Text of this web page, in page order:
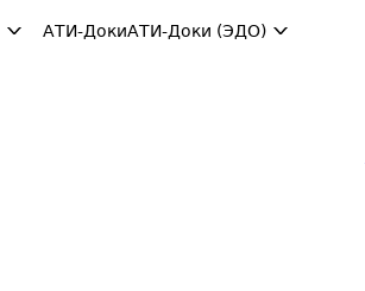
АТИ-ДокиАТИ-Доки (ЭДО)